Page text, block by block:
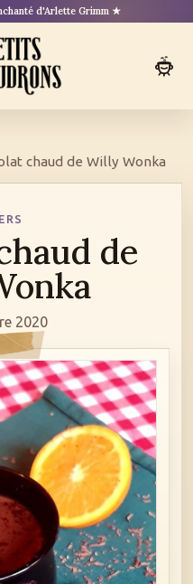
d'Arlette Grimm ★
chaud de Willy Wonka
de
2020